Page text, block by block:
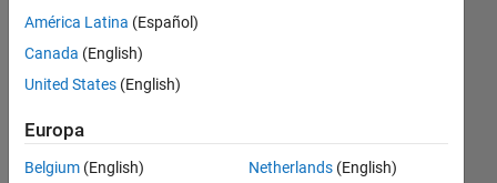
Chris
2013
1
Risposta
América Latina (Español)
Canada (English)
United States (English)
Europa
Belgium (English)
Netherlands(English)